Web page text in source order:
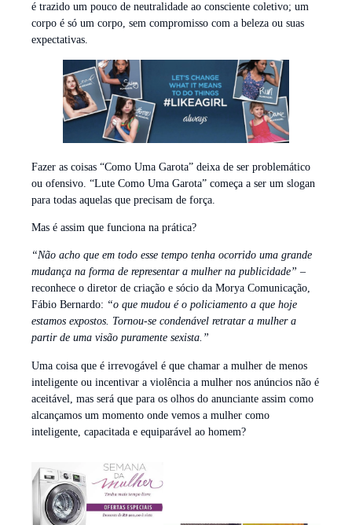
é trazido um pouco de neutralidade ao consciente coletivo; um
corpo é só um corpo, sem compromisso com a beleza ou suas
expectativas.
Fazer as coisas “Como Uma Garota” deixa de ser problemático
ou ofensivo. “Lute Como Uma Garota” começa a ser um slogan
para todas aquelas que precisam de força.
Mas é assim que funciona na prática?
“Não acho que em todo esse tempo tenha ocorrido uma grande
mudança na forma de representar a mulher na publicidade” –
reconhece o diretor de criação e sócio da Morya Comunicação,
Fábio Bernardo: “o que mudou é o policiamento a que hoje
estamos expostos. Tornou-se condenável retratar a mulher a
partir de uma visão puramente sexista.”
Uma coisa que é irrevogável é que chamar a mulher de menos
inteligente ou incentivar a violência a mulher nos anúncios não é
aceitável, mas será que para os olhos do anunciante assim como
alcançamos um momento onde vemos a mulher como
inteligente, capacitada e equiparável ao homem?